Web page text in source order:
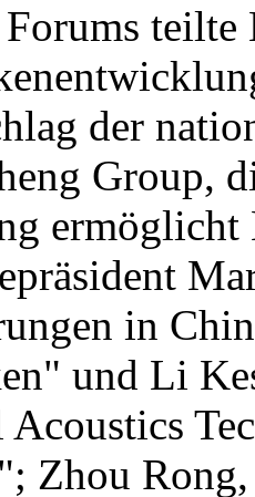
Forums
der
Group,
in
und Li
Zhou